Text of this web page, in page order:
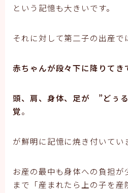
という記憶も大きいです。
それに対して第二子の出産で
赤ちゃんが段々下に降りてき
頭、肩、身体、足が ”どぅ
覚。
が鮮明に記憶に焼き付いてい
お産の最中も身体への負担が
まで「産まれたら上の子を産